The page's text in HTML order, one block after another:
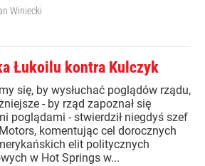
Winiecki
Łukoilu kontra Kulczyk
się, by wysłuchać poglądów rządu,
- by rząd zapoznał się
poglądami - stwierdził niegdyś szef
komentując cel dorocznych
elit politycznych
w Hot Springs w...